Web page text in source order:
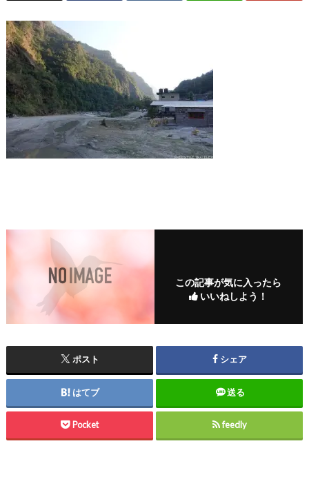
この記事が気に入ったら
いいねしよう！
ポスト シェア
はてブ 送る
Pocket feedly